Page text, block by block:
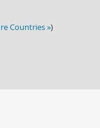
Countries »)